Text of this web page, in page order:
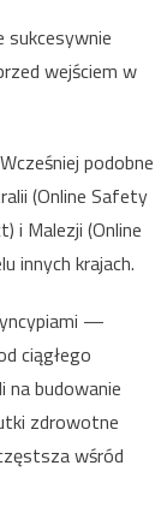
sukcesywnie
wejściem w
podobne
(Online Safety
i Malezji (Online
innych krajach.
—
ciągłego
budowanie
zdrowotne
wśród